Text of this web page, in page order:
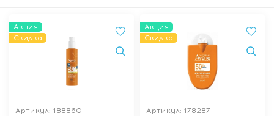
Акция
Скидка
Артикул: 188860
Акция
Скидка
Артикул: 178287